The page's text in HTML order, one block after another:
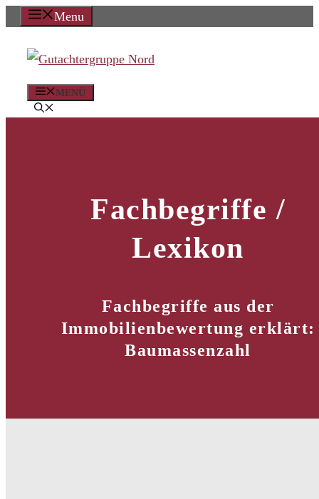
Zum
springen
Menu
MENÜ
Fachbegriffe /
Lexikon
Fachbegriffe aus der
Immobilienbewertung erklärt:
Baumassenzahl